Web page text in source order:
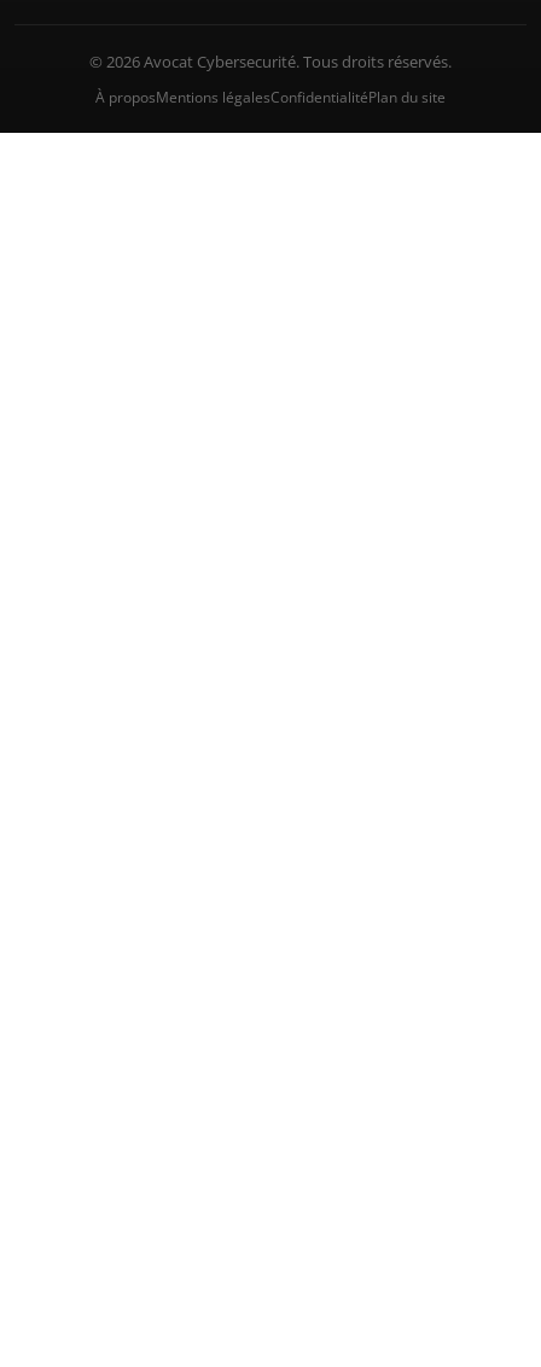
© 2026 Avocat Cybersecurité. Tous droits réservés.
À proposMentions légalesConfidentialitéPlan du site